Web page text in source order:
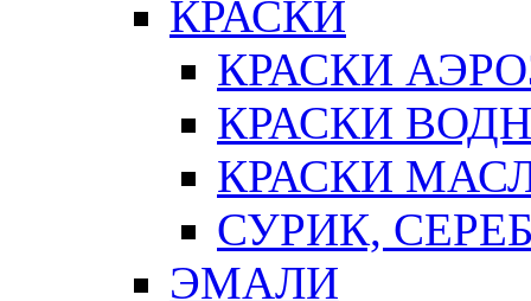
КРАСКИ
КРАСКИ
КРАСКИ
КРАСКИ
СУРИК,
ЭМАЛИ